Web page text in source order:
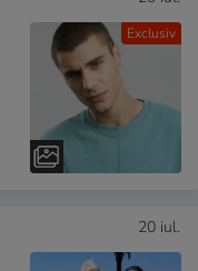
Exclusiv
20 iul.